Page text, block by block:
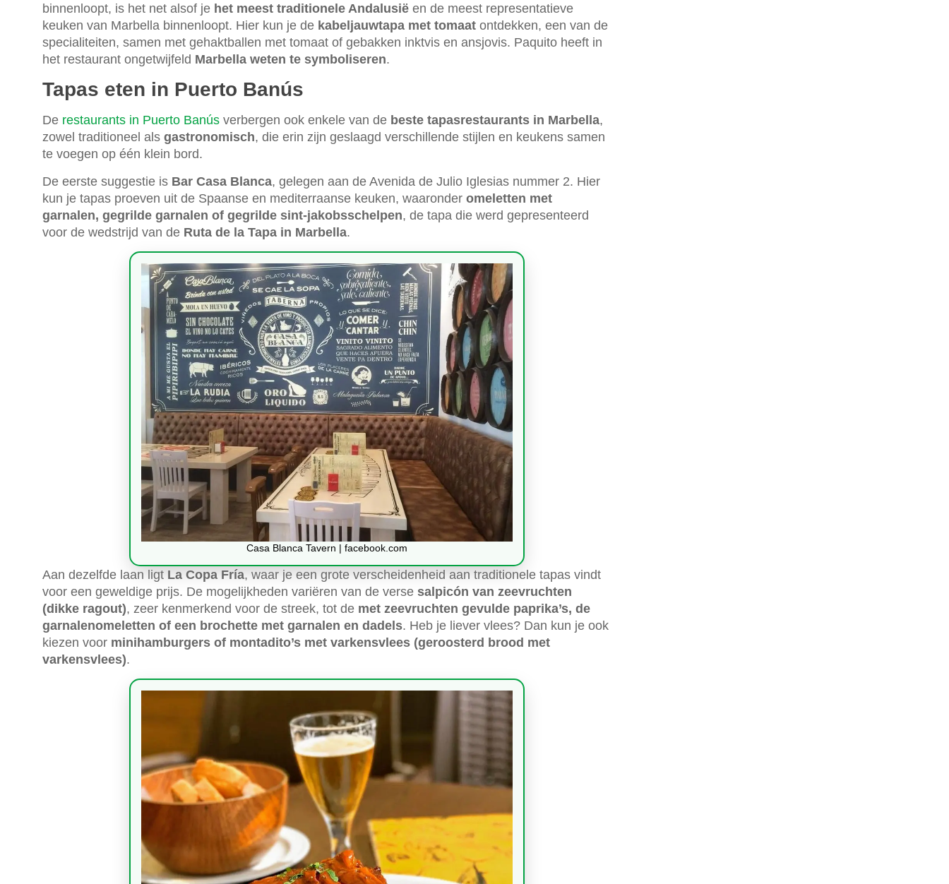
binnenloopt, is het net alsof je het meest traditionele Andalusië en de meest representatieve
keuken van Marbella binnenloopt. Hier kun je de kabeljauwtapa met tomaat ontdekken, een van de
specialiteiten, samen met gehaktballen met tomaat of gebakken inktvis en ansjovis. Paquito heeft in
het restaurant ongetwijfeld Marbella weten te symboliseren.
Tapas eten in Puerto Banús
De restaurants in Puerto Banús verbergen ook enkele van de beste tapasrestaurants in Marbella,
zowel traditioneel als gastronomisch, die erin zijn geslaagd verschillende stijlen en keukens samen
te voegen op één klein bord.
De eerste suggestie is Bar Casa Blanca, gelegen aan de Avenida de Julio Iglesias nummer 2. Hier
kun je tapas proeven uit de Spaanse en mediterraanse keuken, waaronder omeletten met
garnalen, gegrilde garnalen of gegrilde sint-jakobsschelpen, de tapa die werd gepresenteerd
voor de wedstrijd van de Ruta de la Tapa in Marbella.
Casa Blanca Tavern | facebook.com
Aan dezelfde laan ligt La Copa Fría, waar je een grote verscheidenheid aan traditionele tapas vindt
voor een geweldige prijs. De mogelijkheden variëren van de verse salpicón van zeevruchten
(dikke ragout), zeer kenmerkend voor de streek, tot de met zeevruchten gevulde paprika’s, de
garnalenomeletten of een brochette met garnalen en dadels. Heb je liever vlees? Dan kun je ook
kiezen voor minihamburgers of montadito’s met varkensvlees (geroosterd brood met
varkensvlees).